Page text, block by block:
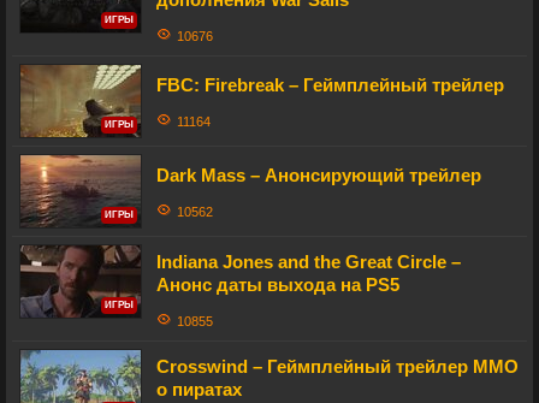
ИГРЫ
10676
ИГРЫ
FBC: Firebreak – Геймплейный трейлер
11164
ИГРЫ
Dark Mass – Анонсирующий трейлер
10562
ИГРЫ
Indiana Jones and the Great Circle –
Анонс даты выхода на PS5
10855
Crosswind – Геймплейный трейлер MMO
о пиратах